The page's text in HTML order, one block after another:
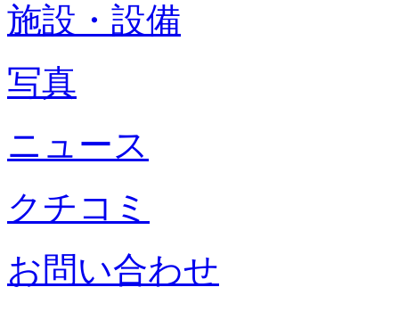
施設・設備
写真
ニュース
クチコミ
お問い合わせ